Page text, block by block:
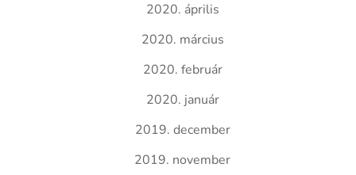
2020. április
2020. március
2020. február
2020. január
2019. december
2019. november